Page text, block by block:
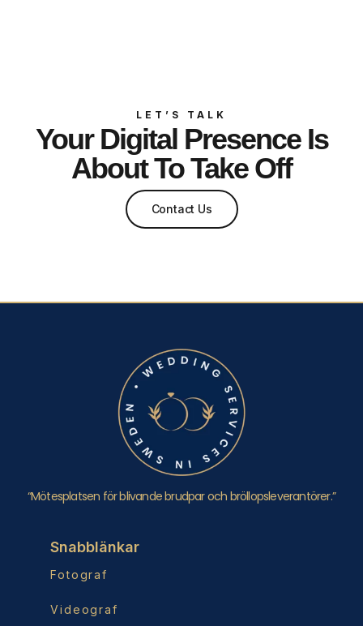
LET’S TALK
Your Digital Presence Is
About To Take Off
Contact Us
“Mötesplatsen för blivande brudpar och bröllopsleverantörer.”
Snabblänkar
Fotograf
Videograf